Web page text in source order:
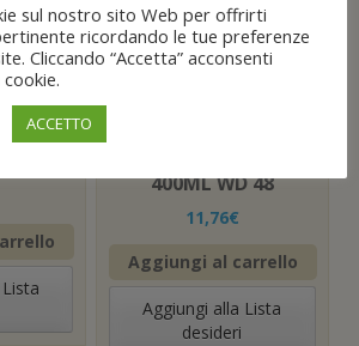
OLIO
BOMBOLETTA
400ML WD 48
11,76€
Aggiungi al carrello
Aggiungi alla Lista
desideri
sul nostro sito Web per offrirti
ricordando le tue preferenze
Cliccando “Accetta” acconsenti
ACCETTO